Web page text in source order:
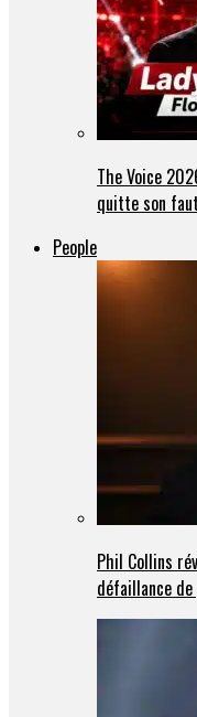
The Voice
quitte son
People
Phil Collins
défaillance